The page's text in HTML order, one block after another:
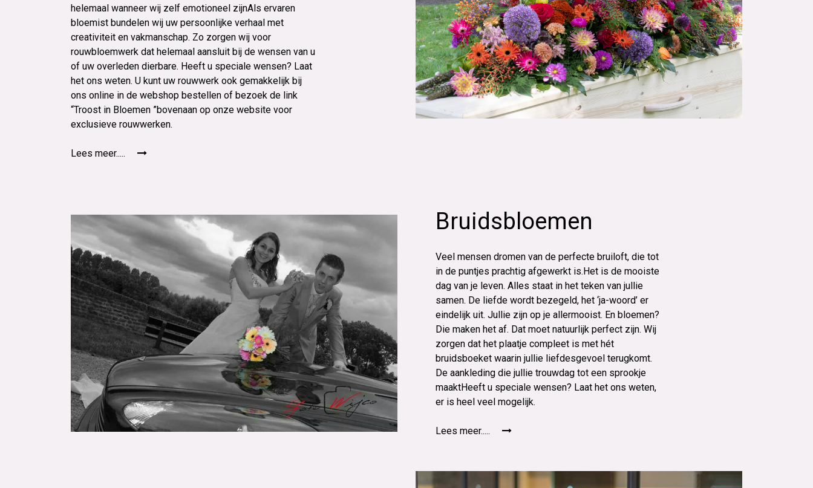
helemaal wanneer wij zelf emotioneel zijnAls ervaren
bloemist bundelen wij uw persoonlijke verhaal met
creativiteit en vakmanschap. Zo zorgen wij voor
rouwbloemwerk dat helemaal aansluit bij de wensen van u
of uw overleden dierbare. Heeft u speciale wensen? Laat
het ons weten. U kunt uw rouwwerk ook gemakkelijk bij
ons online in de webshop bestellen of bezoek de link
“Troost in Bloemen ”bovenaan op onze website voor
exclusieve rouwwerken.
Lees meer.....
Bruidsbloemen
Veel mensen dromen van de perfecte bruiloft, die tot
in de puntjes prachtig afgewerkt is.Het is de mooiste
dag van je leven. Alles staat in het teken van jullie
samen. De liefde wordt bezegeld, het ‘ja-woord’ er
eindelijk uit. Jullie zijn op je allermooist. En bloemen?
Die maken het af. Dat moet natuurlijk perfect zijn. Wij
zorgen dat het plaatje compleet is met hét
bruidsboeket waarin jullie liefdesgevoel terugkomt.
De aankleding die jullie trouwdag tot een sprookje
maaktHeeft u speciale wensen? Laat het ons weten,
er is heel veel mogelijk.
Lees meer.....